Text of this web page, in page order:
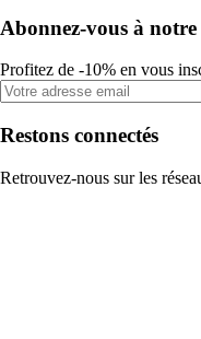
Abonnez-vous à notre
Profitez de -10% en vous
Restons connectés
Retrouvez-nous sur les